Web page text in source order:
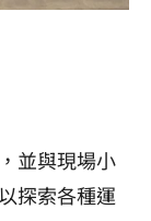
並與現場小
探索各種運